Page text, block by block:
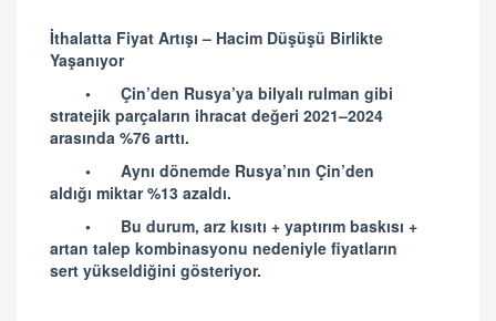
İthalatta Fiyat Artışı – Hacim Düşüşü Birlikte
Yaşanıyor
•
Çin’den Rusya’ya bilyalı rulman gibi
stratejik parçaların ihracat değeri 2021–2024
arasında %76 arttı.
•
Aynı dönemde Rusya’nın Çin’den
aldığı miktar %13 azaldı.
•
Bu durum, arz kısıtı + yaptırım baskısı +
artan talep kombinasyonu nedeniyle fiyatların
sert yükseldiğini gösteriyor.